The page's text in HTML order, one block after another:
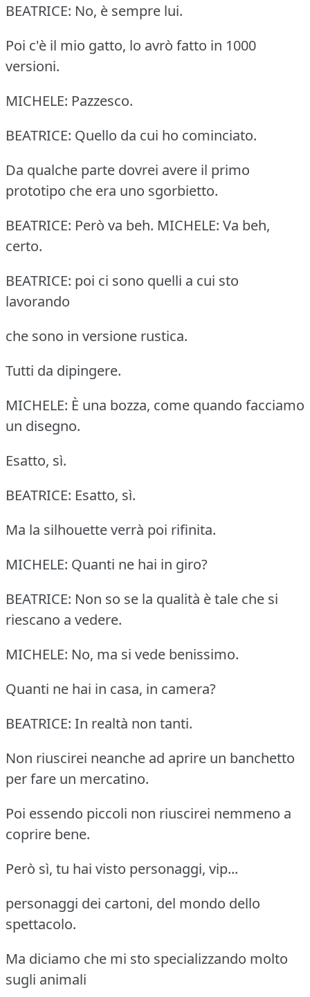
BEATRICE: No, è sempre lui.
Poi c'è il mio gatto, lo avrò fatto in 1000
versioni.
MICHELE: Pazzesco.
BEATRICE: Quello da cui ho cominciato.
Da qualche parte dovrei avere il primo
prototipo che era uno sgorbietto.
BEATRICE: Però va beh. MICHELE: Va beh,
certo.
BEATRICE: poi ci sono quelli a cui sto
lavorando
che sono in versione rustica.
Tutti da dipingere.
MICHELE: È una bozza, come quando facciamo
un disegno.
Esatto, sì.
BEATRICE: Esatto, sì.
Ma la silhouette verrà poi rifinita.
MICHELE: Quanti ne hai in giro?
BEATRICE: Non so se la qualità è tale che si
riescano a vedere.
MICHELE: No, ma si vede benissimo.
Quanti ne hai in casa, in camera?
BEATRICE: In realtà non tanti.
Non riuscirei neanche ad aprire un banchetto
per fare un mercatino.
Poi essendo piccoli non riuscirei nemmeno a
coprire bene.
Però sì, tu hai visto personaggi, vip...
personaggi dei cartoni, del mondo dello
spettacolo.
Ma diciamo che mi sto specializzando molto
sugli animali